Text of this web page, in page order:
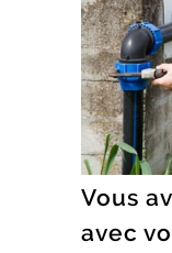
Vous
avec